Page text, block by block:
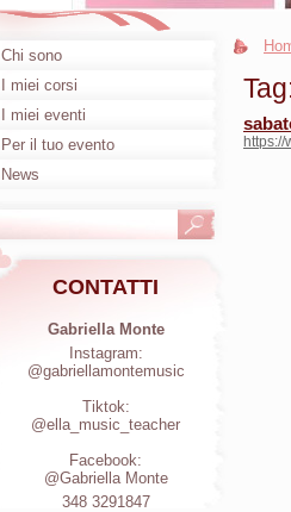
Chi sono
I miei corsi
I miei eventi
Per il tuo evento
News
CONTATTI
Gabriella Monte
Instagram:
@gabriellamontemusic
Tiktok:
@ella_music_teacher
Facebook:
@Gabriella Monte
348 3291847